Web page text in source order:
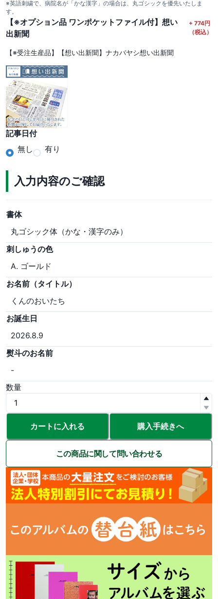
※英語刺繍で、病院名が「かな漢字」の場合は、丸ゴシックを優先いたしま
す。
【※オプション品 ワンポケットファイル付】想い
出新聞
+ 774円
（税込）
【※受注生産品】【想い出新聞】ナカバヤシ想い出新聞
記事日付
無し
有り
入力内容のご確認
書体
丸ゴシック体（かな・漢字のみ）
刺しゅうの色
A. ゴールド
お名前（タイトル）
くんのおいたち
お誕生日
2026.8.9
熨斗のお名前
-
数量
カートに入れる 購入手続きへ
この商品に関して問い合わせる